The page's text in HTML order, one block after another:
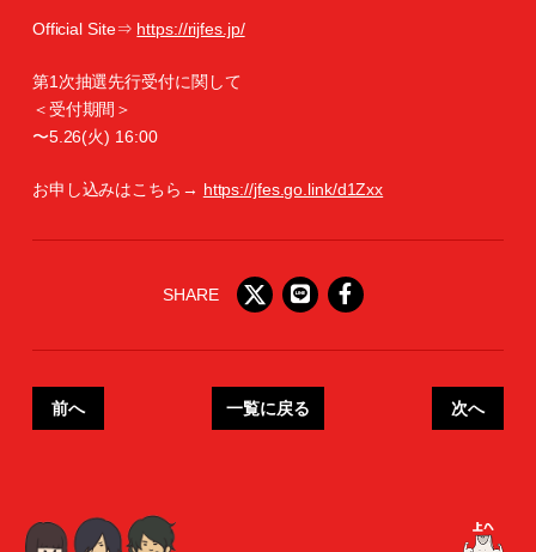
Official Site⇒ https://rijfes.jp/
第1次抽選先行受付に関して
＜受付期間＞
〜5.26(火) 16:00
お申し込みはこちら→ https://jfes.go.link/d1Zxx
SHARE
前へ 一覧に戻る 次へ